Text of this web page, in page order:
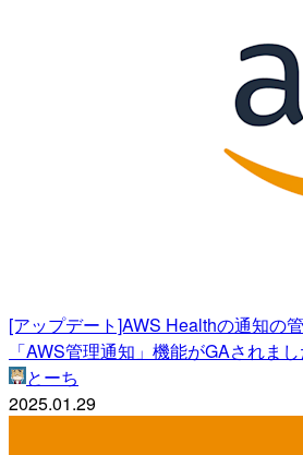
[アップデート]AWS Healthの通知の
「AWS管理通知」機能がGAされまし
とーち
2025.01.29